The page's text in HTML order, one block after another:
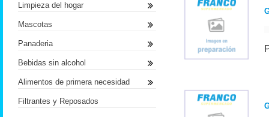
Limpieza del hogar
Mascotas
Panaderia
Bebidas sin alcohol
Alimentos de primera necesidad
Filtrantes y Reposados